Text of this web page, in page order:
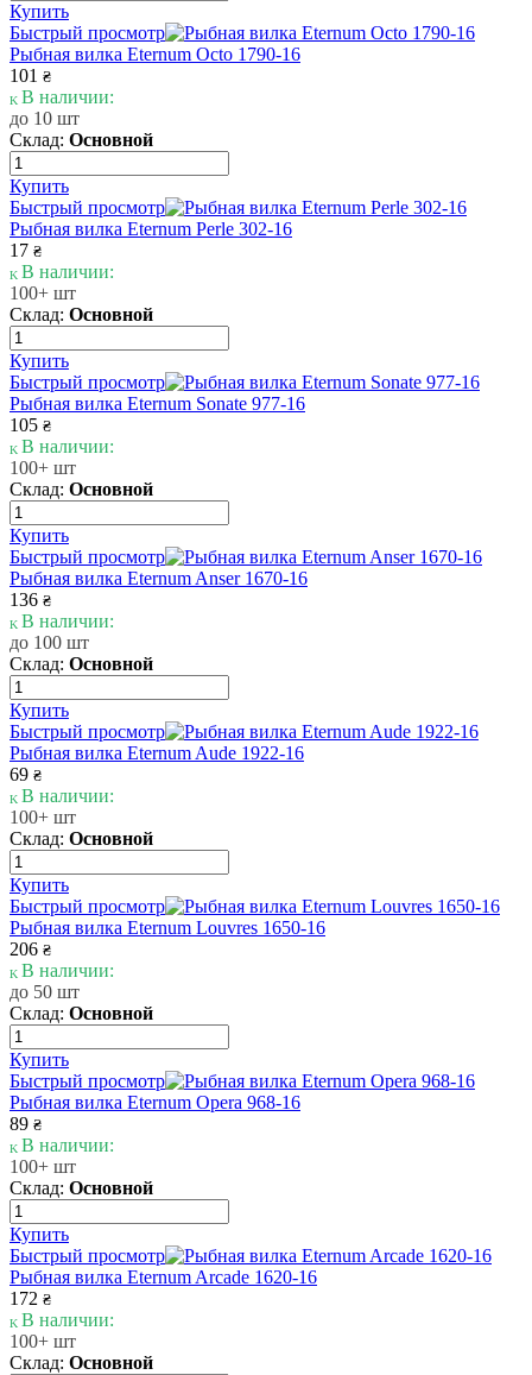
Купить
Быстрый просмотр
Рыбная вилка Eternum Octo 1790-16
101 ₴
В наличии:
до 10 шт
Склад: Основной
Купить
Быстрый просмотр
Рыбная вилка Eternum Perle 302-16
17 ₴
В наличии:
100+ шт
Склад: Основной
Купить
Быстрый просмотр
Рыбная вилка Eternum Sonate 977-16
105 ₴
В наличии:
100+ шт
Склад: Основной
Купить
Быстрый просмотр
Рыбная вилка Eternum Anser 1670-16
136 ₴
В наличии:
до 100 шт
Склад: Основной
Купить
Быстрый просмотр
Рыбная вилка Eternum Aude 1922-16
69 ₴
В наличии:
100+ шт
Склад: Основной
Купить
Быстрый просмотр
Рыбная вилка Eternum Louvres 1650-16
206 ₴
В наличии:
до 50 шт
Склад: Основной
Купить
Быстрый просмотр
Рыбная вилка Eternum Opera 968-16
89 ₴
В наличии:
100+ шт
Склад: Основной
Купить
Быстрый просмотр
Рыбная вилка Eternum Arcade 1620-16
172 ₴
В наличии:
100+ шт
Склад: Основной